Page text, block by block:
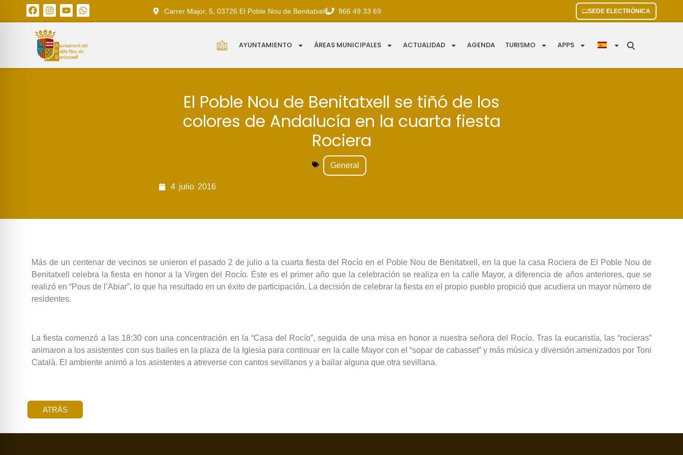
Carrer Major, 5, 03726 El Poble Nou de Benitatxell 966 49 33 69 SEDE ELECTRÓNICA
AYUNTAMIENTO ÁREAS MUNICIPALES ACTUALIDAD AGENDA TURISMO APPS
El Poble Nou de Benitatxell se tiñó de los
colores de Andalucía en la cuarta fiesta
Rociera
General
4 julio 2016
Más de un centenar de vecinos se unieron el pasado 2 de julio a la cuarta fiesta del Rocío en el Poble Nou de Benitatxell, en la que la casa Rociera de El Poble Nou de
Benitatxell celebra la fiesta en honor a la Virgen del Rocío. Éste es el primer año que la celebración se realiza en la calle Mayor, a diferencia de años anteriores, que se
realizó en “Pous de l’Abiar”, lo que ha resultado en un éxito de participación. La decisión de celebrar la fiesta en el propio pueblo propició que acudiera un mayor número de
residentes.
La fiesta comenzó a las 18:30 con una concentración en la “Casa del Rocío”, seguida de una misa en honor a nuestra señora del Rocío. Tras la eucaristía, las “rocieras”
animaron a los asistentes con sus bailes en la plaza de la Iglesia para continuar en la calle Mayor con el “sopar de cabasset” y más música y diversión amenizados por Toni
Català. El ambiente animó a los asistentes a atreverse con cantos sevillanos y a bailar alguna que otra sevillana.
ATRÁS